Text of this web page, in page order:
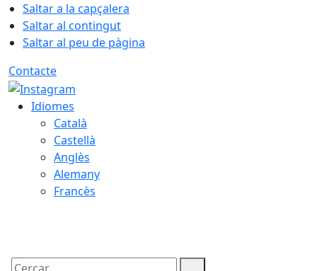
Saltar a la capçalera
Saltar al contingut
Saltar al peu de pàgina
Contacte
Idiomes
Català
Castellà
Anglès
Alemany
Francès